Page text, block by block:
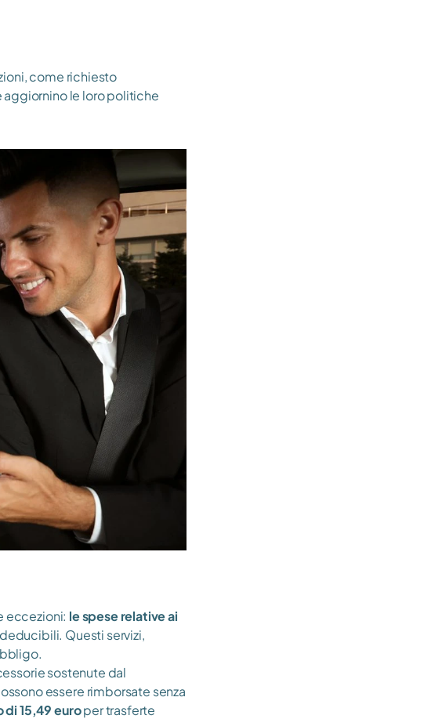
come richiesto
aggiornino le loro politiche
eccezioni: le spese relative ai
Questi servizi,
sostenute dal
essere rimborsate senza
di 15,49 euro per trasferte